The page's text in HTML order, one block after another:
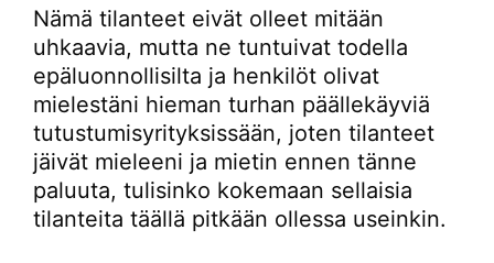
Nämä tilanteet eivät olleet mitään
uhkaavia, mutta ne tuntuivat todella
epäluonnollisilta ja henkilöt olivat
mielestäni hieman turhan päällekäyviä
tutustumisyrityksissään, joten tilanteet
jäivät mieleeni ja mietin ennen tänne
paluuta, tulisinko kokemaan sellaisia
tilanteita täällä pitkään ollessa useinkin.